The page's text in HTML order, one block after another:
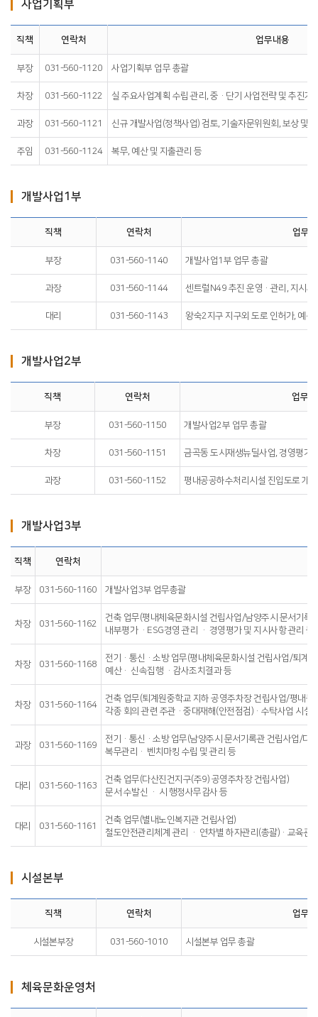
사업기획부
직책 연락처 업무내용
부장 031-560-1120 사업기획부 업무 총괄
차장 031-560-1122 실 주요사업계획 수립 관리, 중·단기 사업전략 및 추진계
과장 031-560-1121 신규 개발사업(정책사업) 검토, 기술자문위원회, 보상 및
주임 031-560-1124 복무, 예산 및 지출관리 등
개발사업1부
직책 연락처 업무
부장 031-560-1140 개발사업1부 업무 총괄
과장 031-560-1144 센트럴N49 추진 운영·관리, 지시
대리 031-560-1143 왕숙2지구 지구외 도로 인허가, 예
개발사업2부
직책 연락처 업무
부장 031-560-1150 개발사업2부 업무 총괄
차장 031-560-1151 금곡동 도시재생뉴딜사업, 경영평가,
과장 031-560-1152 평내공공하수처리시설 진입도로 개
개발사업3부
직책 연락처
부장 031-560-1160 개발사업3부 업무총괄
차장 031-560-1162
건축 업무(평내체육문화시설 건립사업/남양주시 문서기록
내부평가 ·ESG경영 관리 · 경영평가 및 지시사항 관리 등
차장 031-560-1168
전기·통신·소방 업무(평내체육문화시설 건립사업/퇴계
예산· 신속집행 ·감사조치결과 등
차장 031-560-1164
건축 업무(퇴계원중학교 지하 공영주차장 건립사업/평내동
각종 회의 관련 주관·중대재해(안전점검)·수탁사업 시설
과장 031-560-1169
전기·통신·소방 업무(남양주시 문서기록관 건립사업/다
복무관리· 벤치마킹 수립 및 관리 등
대리 031-560-1163
건축 업무(다산진건지구(주9) 공영주차장 건립사업)
문서 수발신 · 시 행정사무감사 등
대리 031-560-1161
건축 업무(별내노인복지관 건립사업)
철도안전관리체계 관리 · 연차별 하자관리(총괄)·교육관
시설본부
직책 연락처 업무
시설본부장 031-560-1010 시설본부 업무 총괄
체육문화운영처